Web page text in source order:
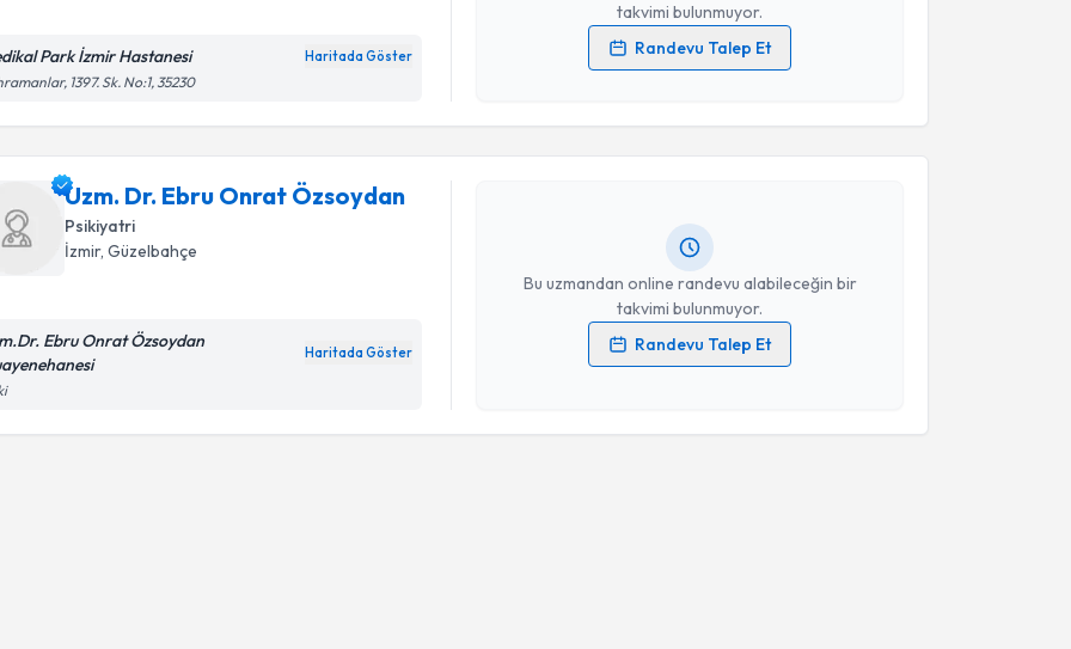
Park İzmir Hastanesi Haritada Göster
1397. Sk. No:1, 35230
takvimi bulunmuyor.
Randevu Talep Et
Kişisel verilerimin işlenmesine ilişkinAydınlatma Metni
işlenmesini kabul ediyorum.
Uzm. Dr. Ebru Onrat Özsoydan
Psikiyatri
İzmir, Güzelbahçe
Ebru Onrat Özsoydan
Haritada Göster
Bu uzmandan online randevu alabileceğin bir
takvimi bulunmuyor.
Randevu Talep Et
Randevu Takvimi Talebi
Uzm. Dr. Ebru Onrat Özsoydaniçin randevu takvimi talebi
oluşturun. Size bu uzmandan randevu almanız için bir takvim
Kişisel verilerimin işlenmesine ilişkinAydınlatma Metni